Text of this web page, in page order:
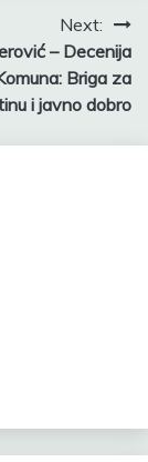
Next:
– Decenija
Briga za
i javno dobro